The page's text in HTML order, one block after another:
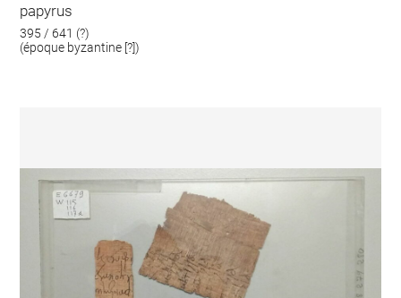
papyrus
395 / 641 (?)
(époque byzantine [?])